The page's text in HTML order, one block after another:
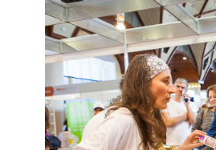
Jak mít více energie
Jak vnést do života
Jak být šťastnější